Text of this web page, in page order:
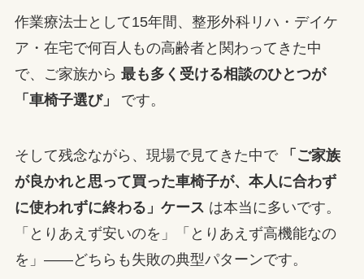
作業療法士として15年間、整形外科リハ・デイケ
ア・在宅で何百人もの高齢者と関わってきた中
で、ご家族から 最も多く受ける相談のひとつが
「車椅子選び」
です。
そして残念ながら、現場で見てきた中で
「ご家族
が良かれと思って買った車椅子が、本人に合わず
に使われずに終わる」ケース は本当に多いです。
「とりあえず安いのを」「とりあえず高機能なの
を」——どちらも失敗の典型パターンです。